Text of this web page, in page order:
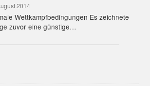
2014
Wettkampfbedingungen Es zeichnete
zuvor eine günstige…